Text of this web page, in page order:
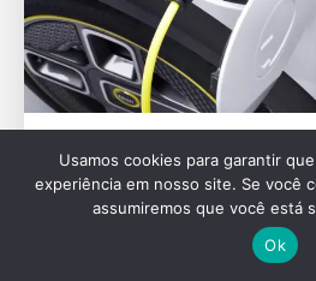
SEU VEÍCULO
Mitos e verdades sobre a
elétricos: o que você
Usamos cookies para garantir
experiência em nosso site. Se você
assumiremos que você está
Ok